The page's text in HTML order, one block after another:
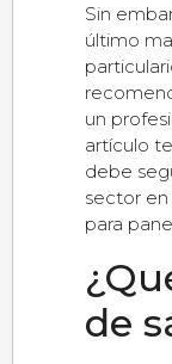
Sin
último
un
artículo
debe
sector en
para
de